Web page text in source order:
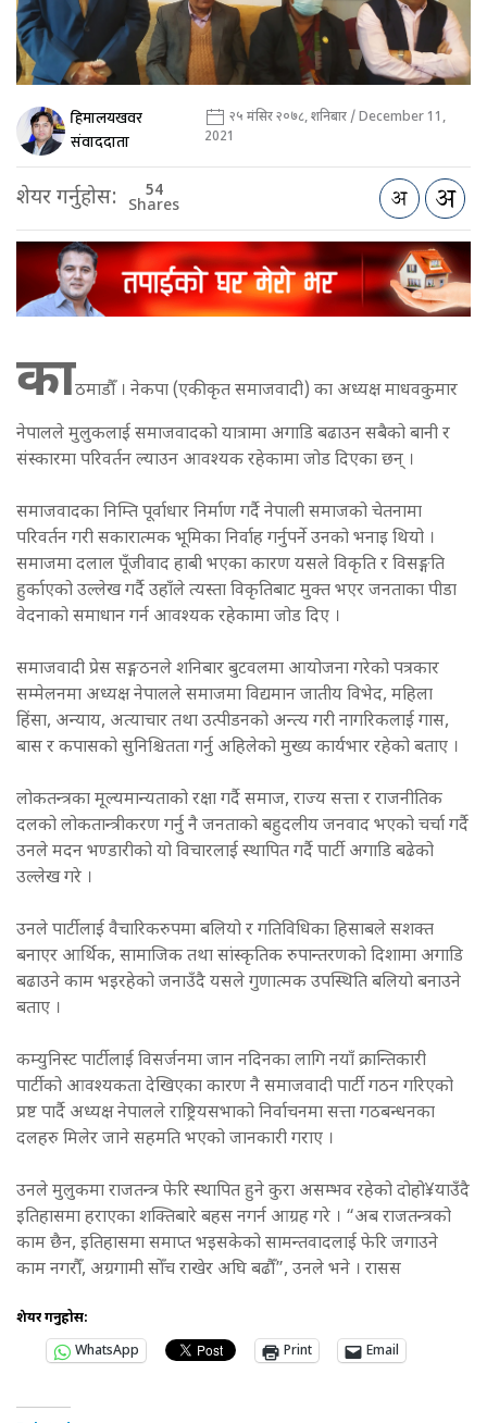
हिमालयखवर
संवाददाता
२५ मंसिर २०७८, शनिबार / December 11,
2021
शेयर गर्नुहोस: 54
Shares
काठमाडौँ । नेकपा (एकीकृत समाजवादी) का अध्यक्ष माधवकुमार
नेपालले मुलुकलाई समाजवादको यात्रामा अगाडि बढाउन सबैको बानी र
संस्कारमा परिवर्तन ल्याउन आवश्यक रहेकामा जोड दिएका छन् ।
समाजवादका निम्ति पूर्वाधार निर्माण गर्दै नेपाली समाजको चेतनामा
परिवर्तन गरी सकारात्मक भूमिका निर्वाह गर्नुपर्ने उनको भनाइ थियो ।
समाजमा दलाल पूँजीवाद हाबी भएका कारण यसले विकृति र विसङ्गति
हुर्काएको उल्लेख गर्दै उहाँले त्यस्ता विकृतिबाट मुक्त भएर जनताका पीडा
वेदनाको समाधान गर्न आवश्यक रहेकामा जोड दिए ।
समाजवादी प्रेस सङ्गठनले शनिबार बुटवलमा आयोजना गरेको पत्रकार
सम्मेलनमा अध्यक्ष नेपालले समाजमा विद्यमान जातीय विभेद, महिला
हिंसा, अन्याय, अत्याचार तथा उत्पीडनको अन्त्य गरी नागरिकलाई गास,
बास र कपासको सुनिश्चितता गर्नु अहिलेको मुख्य कार्यभार रहेको बताए ।
लोकतन्त्रका मूल्यमान्यताको रक्षा गर्दै समाज, राज्य सत्ता र राजनीतिक
दलको लोकतान्त्रीकरण गर्नु नै जनताको बहुदलीय जनवाद भएको चर्चा गर्दै
उनले मदन भण्डारीको यो विचारलाई स्थापित गर्दै पार्टी अगाडि बढेको
उल्लेख गरे ।
उनले पार्टीलाई वैचारिकरुपमा बलियो र गतिविधिका हिसाबले सशक्त
बनाएर आर्थिक, सामाजिक तथा सांस्कृतिक रुपान्तरणको दिशामा अगाडि
बढाउने काम भइरहेको जनाउँदै यसले गुणात्मक उपस्थिति बलियो बनाउने
बताए ।
कम्युनिस्ट पार्टीलाई विसर्जनमा जान नदिनका लागि नयाँ क्रान्तिकारी
पार्टीको आवश्यकता देखिएका कारण नै समाजवादी पार्टी गठन गरिएको
प्रष्ट पार्दै अध्यक्ष नेपालले राष्ट्रियसभाको निर्वाचनमा सत्ता गठबन्धनका
दलहरु मिलेर जाने सहमति भएको जानकारी गराए ।
उनले मुलुकमा राजतन्त्र फेरि स्थापित हुने कुरा असम्भव रहेको दोहो¥याउँदै
इतिहासमा हराएका शक्तिबारे बहस नगर्न आग्रह गरे । “अब राजतन्त्रको
काम छैन, इतिहासमा समाप्त भइसकेको सामन्तवादलाई फेरि जगाउने
काम नगरौँ, अग्रगामी सोँच राखेर अघि बढौँ”, उनले भने । रासस
शेयर गर्नुहोस:
WhatsApp
Print Email